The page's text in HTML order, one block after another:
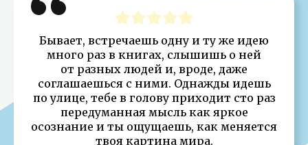
Бывает, встречаешь одну и ту же идею
много раз в книгах, слышишь о ней
от разных людей и, вроде, даже
соглашаешься с ними. Однажды идешь
по улице, тебе в голову приходит сто раз
передуманная мысль как яркое
осознание и ты ощущаешь, как меняется
твоя картина мира.